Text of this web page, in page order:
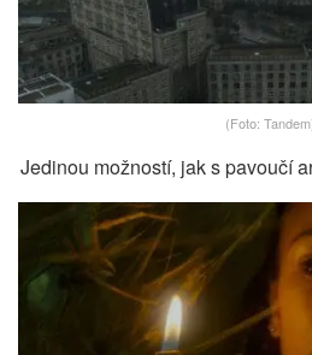
(Foto:
Jedinou možností, jak s pavoučí